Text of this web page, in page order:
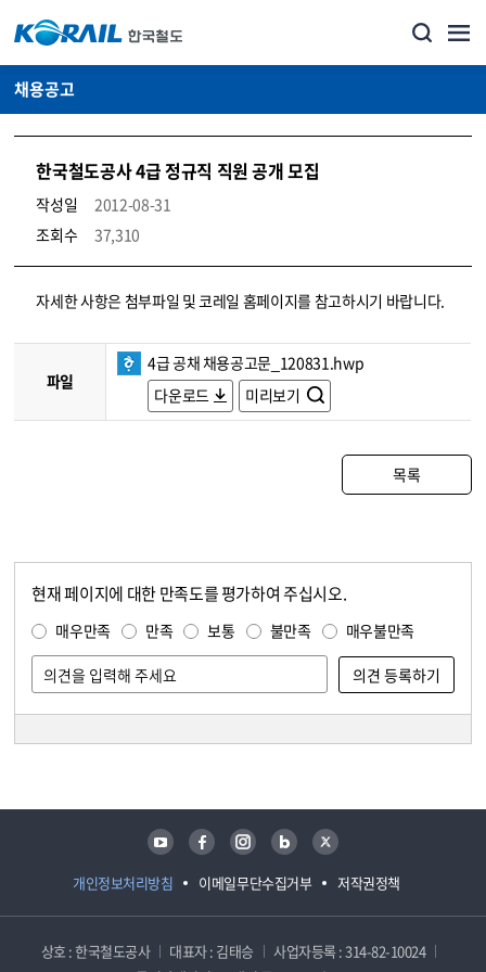
채용공고
한국철도공사 4급 정규직 직원 공개 모집
작성일
2012-08-31
조회수
37,310
코레일소개_경영공시_채용공고 상세보기 – 내용, 파일, 담당자 연락처로 구성
자세한 사항은 첨부파일 및 코레일 홈페이지를 참고하시기 바랍니다.
파일
4급 공채 채용공고문_120831.hwp
다운로드
미리보기
목록
현재 페이지에 대한 만족도를 평가하여 주십시오.
매우만족 만족 보통 불만족 매우불만족
개인정보처리방침 이메일무단수집거부 저작권정책
유튜브 페이스북 인스타그램 블로그 트위터
상호 : 한국철도공사 대표자 : 김태승
사업자등록 : 314-82-10024